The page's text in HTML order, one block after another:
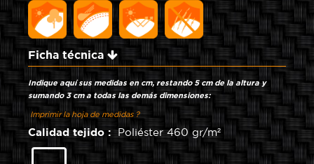
Ficha técnica
Indique aquí sus medidas en cm, restando 5 cm de la altura y
sumando 3 cm a todas las demás dimensiones:
Imprimir la hoja de medidas ?
Calidad tejido :Poliéster 460 gr/m²
Poliéster